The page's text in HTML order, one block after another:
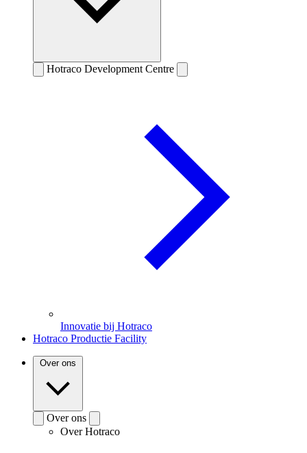
Hotraco Development Centre
Innovatie bij Hotraco
Hotraco Productie Facility
Over ons
Over ons
Over Hotraco